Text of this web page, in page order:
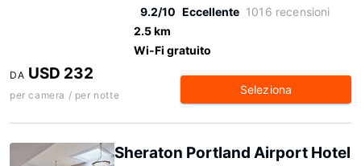
9.2/10 Eccellente 1016 recensioni
2.5 km
Wi-Fi gratuito
DA USD 232
per camera / per notte Seleziona
Sheraton Portland Airport Hotel